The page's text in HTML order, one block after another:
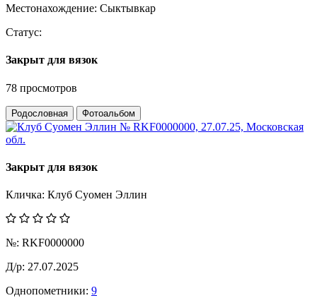
Местонахождение: Сыктывкар
Статус:
Закрыт для вязок
78 просмотров
Родословная Фотоальбом
Закрыт для вязок
Кличка: Клуб Суомен Эллин
№: RKF0000000
Д/р: 27.07.2025
Однопометники: 9